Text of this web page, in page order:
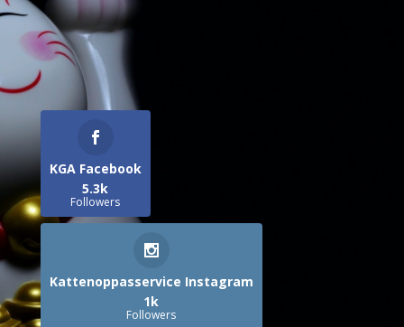
KGA Facebook
5.3k
Followers
Kattenoppasservice Instagram
1k
Followers